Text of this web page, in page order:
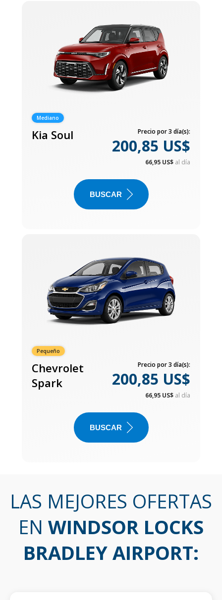
Mediano
Kia Soul Precio por 3 día(s):
200,85 US$
66,95 US$ al día
BUSCAR
Pequeño
Chevrolet
Spark
Precio por 3 día(s):
200,85 US$
66,95 US$ al día
BUSCAR
LAS MEJORES OFERTAS
EN WINDSOR LOCKS
BRADLEY AIRPORT: